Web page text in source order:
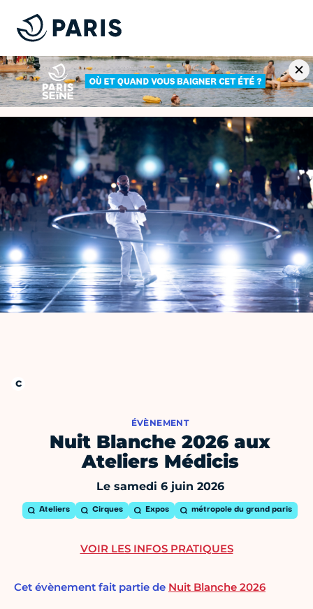
ÉVÈNEMENT
Nuit Blanche 2026 aux
Ateliers Médicis
Le samedi 6 juin 2026
Ateliers Cirques Expos métropole du grand paris
Cet évènement fait partie de Nuit Blanche 2026
VOIR LES INFOS PRATIQUES